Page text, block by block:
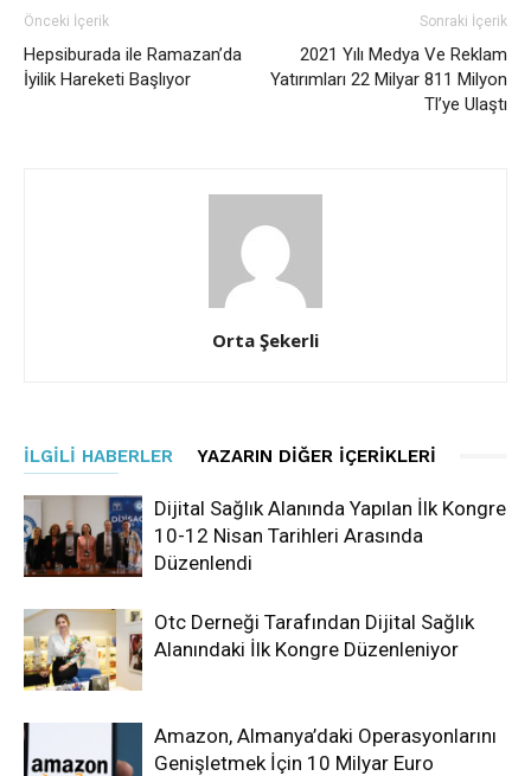
Önceki İçerik
Hepsiburada ile Ramazan’da
İyilik Hareketi Başlıyor
Sonraki İçerik
2021 Yılı Medya Ve Reklam
Yatırımları 22 Milyar 811 Milyon
Tl’ye Ulaştı
Orta Şekerli
İLGILI HABERLER YAZARIN DIĞER İÇERIKLERI
Dijital Sağlık Alanında Yapılan İlk Kongre
10-12 Nisan Tarihleri Arasında
Düzenlendi
Otc Derneği Tarafından Dijital Sağlık
Alanındaki İlk Kongre Düzenleniyor
Amazon, Almanya’daki Operasyonlarını
Genişletmek İçin 10 Milyar Euro